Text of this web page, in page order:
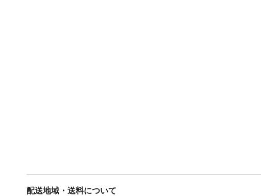
配送地域・送料について